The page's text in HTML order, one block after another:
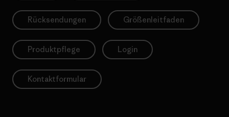
Rücksendungen Größenleitfaden
Produktpflege Login
Kontaktformular